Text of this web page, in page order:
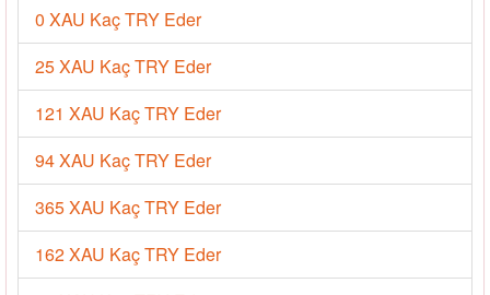
0 XAU Kaç TRY Eder
25 XAU Kaç TRY Eder
121 XAU Kaç TRY Eder
94 XAU Kaç TRY Eder
365 XAU Kaç TRY Eder
162 XAU Kaç TRY Eder